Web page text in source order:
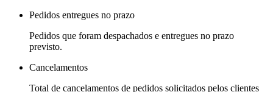
Pedidos entregues no prazo
Pedidos que foram despachados e entregues no prazo
previsto.
Cancelamentos
Total de cancelamentos de pedidos solicitados pelos clientes